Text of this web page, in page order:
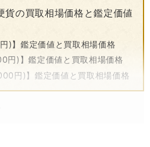
貨の買取相場価格と鑑定価値
)】鑑定価値と買取相場価格
)】鑑定価値と買取相場価格
円)】鑑定価値と買取相場価格